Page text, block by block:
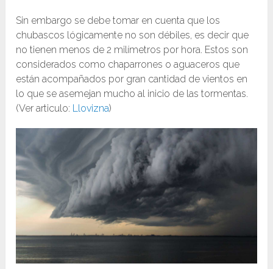
Sin embargo se debe tomar en cuenta que los
chubascos lógicamente no son débiles, es decir que
no tienen menos de 2 milímetros por hora. Estos son
considerados como chaparrones o aguaceros que
están acompañados por gran cantidad de vientos en
lo que se asemejan mucho al inicio de las tormentas.
(Ver articulo: Llovizna)